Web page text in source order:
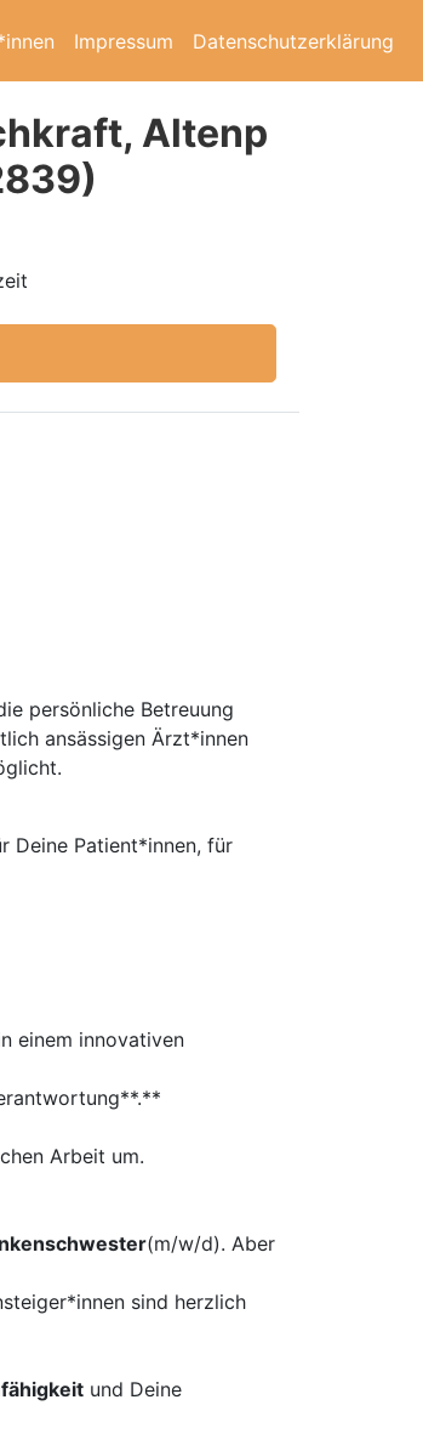
Impressum Datenschutzerklärung
Altenp
persönliche Betreuung
ansässigen Ärzt*innen
Deine Patient*innen, für
einem innovativen
Arbeit um.
(m/w/d). Aber
sind herzlich
und Deine